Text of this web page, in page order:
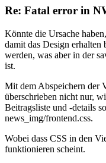
Re: Fatal error in
Könnte die Ursache
damit das Design
werden, was aber in der
ist.
Mit dem Abspeichern der
überschrieben nicht nur,
Beitragsliste und -details
news_img/frontend.css.
Wobei dass CSS in den
funktionieren scheint.